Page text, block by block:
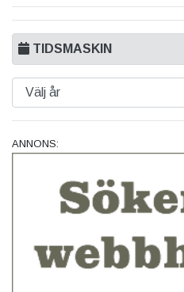
TIDSMASKIN
ANNONS: